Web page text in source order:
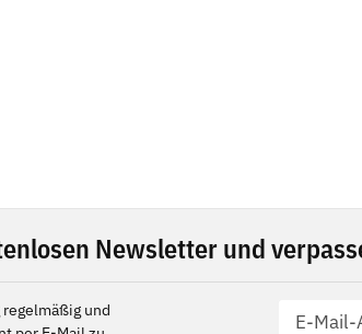
Newsletter und
regelmäßig und